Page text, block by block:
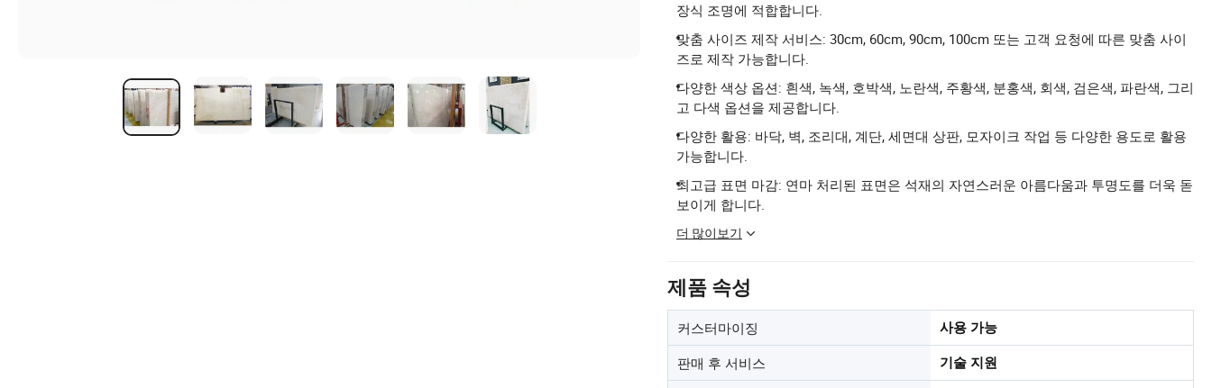
장식 조명에 적합합니다.
맞춤 사이즈 제작 서비스: 30cm, 60cm, 90cm, 100cm 또는 고객 요청에 따른 맞춤 사이
즈로 제작 가능합니다.
다양한 색상 옵션: 흰색, 녹색, 호박색, 노란색, 주황색, 분홍색, 회색, 검은색, 파란색, 그리
고 다색 옵션을 제공합니다.
다양한 활용: 바닥, 벽, 조리대, 계단, 세면대 상판, 모자이크 작업 등 다양한 용도로 활용
가능합니다.
최고급 표면 마감: 연마 처리된 표면은 석재의 자연스러운 아름다움과 투명도를 더욱 돋
보이게 합니다.
더 많이보기
제품 속성
커스터마이징 사용 가능
판매 후 서비스 기술 지원